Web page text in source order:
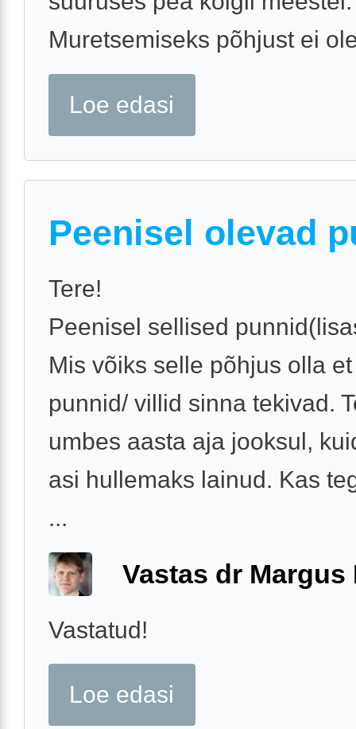
Muretsemiseks põhjust ei
Loe edasi
Peenisel olevad
Tere!
Peenisel sellised
Mis võiks selle põhjus olla
punnid/ villid sinna tekivad.
umbes aasta aja jooksul,
asi hullemaks lainud. Kas
...
Vastas dr Margus
Vastatud!
Loe edasi